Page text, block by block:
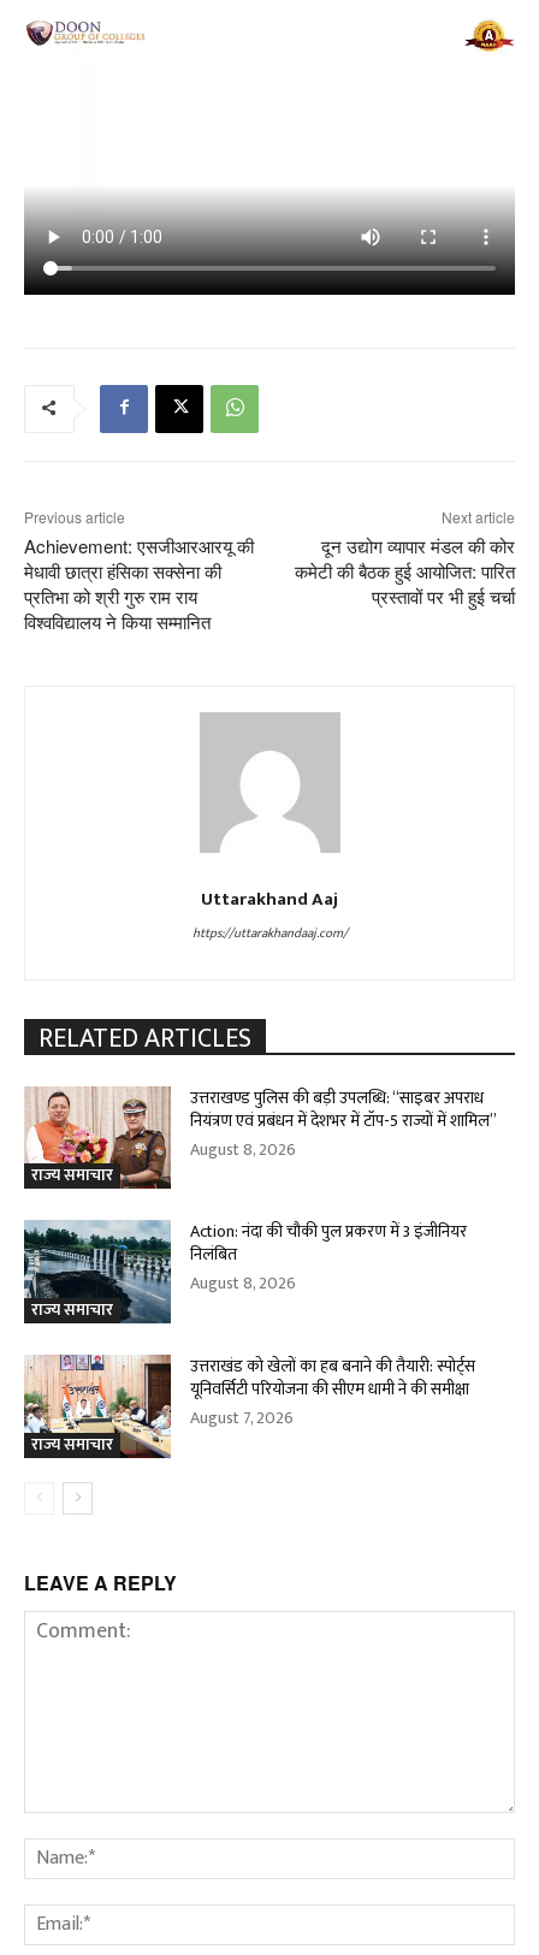
Previous article
Achievement: एसजीआरआरयू की
मेधावी छात्रा हंसिका सक्सेना की
प्रतिभा को श्री गुरु राम राय
विश्वविद्यालय ने किया सम्मानित
Next article
दून उद्योग व्यापार मंडल की कोर
कमेटी की बैठक हुई आयोजित: पारित
प्रस्तावों पर भी हुई चर्चा
Uttarakhand Aaj
https://uttarakhandaaj.com/
RELATED ARTICLES
राज्य समाचार
उत्तराखण्ड पुलिस की बड़ी उपलब्धि: “साइबर अपराध
नियंत्रण एवं प्रबंधन में देशभर में टॉप-5 राज्यों में शामिल”
August 8, 2026
राज्य समाचार
Action: नंदा की चौकी पुल प्रकरण में 3 इंजीनियर
निलंबित
August 8, 2026
राज्य समाचार
उत्तराखंड को खेलों का हब बनाने की तैयारी: स्पोर्ट्स
यूनिवर्सिटी परियोजना की सीएम धामी ने की समीक्षा
August 7, 2026
LEAVE A REPLY
Comment: